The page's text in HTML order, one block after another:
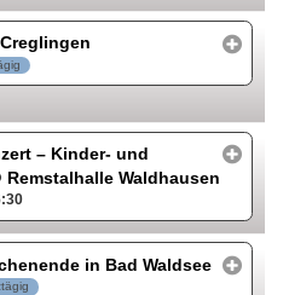
– Kinder- und
Remstalhalle Waldhausen
in Bad Waldsee